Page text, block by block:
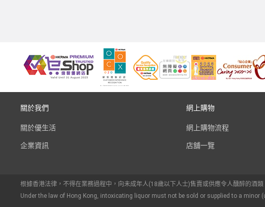
關於我們
關於優生活
企業資訊
網上購物
網上購物流程
店舖一覽
根據香港法律，不得在業務過程中，向未成年人(18歲以下人士)售賣或供應令人醺醉的酒
Under the law of Hong Kong, intoxicating liquor must not be sold or supplied to a